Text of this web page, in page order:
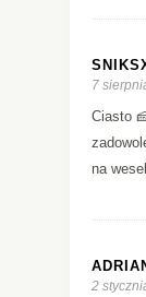
7
Ciasto
na
2